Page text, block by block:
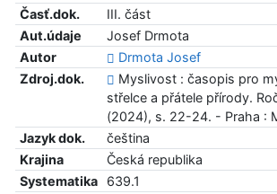
Časť.dok.
III. část
Aut.údaje
Josef Drmota
Autor
Drmota Josef
Zdroj.dok.
Myslivost : časopis pro
střelce a přátele přírody.
(2024), s. 22-24. - Praha :
Jazyk dok.
čeština
Krajina
Česká republika
Systematika
639.1